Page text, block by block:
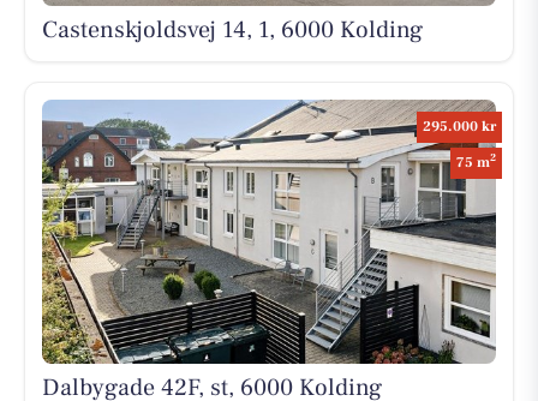
Castenskjoldsvej 14, 1, 6000 Kolding
295.000 kr
75 m2
Dalbygade 42F, st, 6000 Kolding